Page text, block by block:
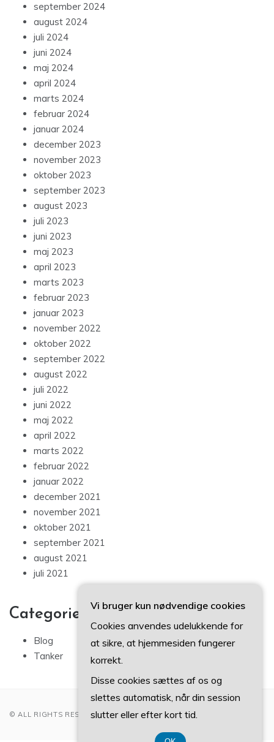
september 2024
august 2024
juli 2024
juni 2024
maj 2024
april 2024
marts 2024
februar 2024
januar 2024
december 2023
november 2023
oktober 2023
september 2023
august 2023
juli 2023
juni 2023
maj 2023
april 2023
marts 2023
februar 2023
januar 2023
november 2022
oktober 2022
september 2022
august 2022
juli 2022
juni 2022
maj 2022
april 2022
marts 2022
februar 2022
januar 2022
december 2021
november 2021
oktober 2021
september 2021
august 2021
juli 2021
Categories
Blog
Tanker
© ALL RIGHTS RESERVED 2022
Vi bruger kun nødvendige cookies
Cookies anvendes udelukkende for
at sikre, at hjemmesiden fungerer
korrekt.
Disse cookies sættes af os og
slettes automatisk, når din session
slutter eller efter kort tid.